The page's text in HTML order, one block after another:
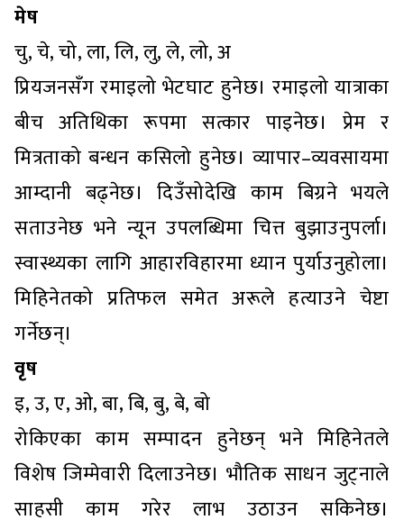
मेष
चु, चे, चो, ला, लि, लु, ले, लो, अ
प्रियजनसँग रमाइलो भेटघाट हुनेछ। रमाइलो यात्राका
बीच अतिथिका रूपमा सत्कार पाइनेछ। प्रेम र
मित्रताको बन्धन कसिलो हुनेछ। व्यापार–व्यवसायमा
आम्दानी बढ्नेछ। दिउँसोदेखि काम बिग्रने भयले
सताउनेछ भने न्यून उपलब्धिमा चित्त बुझाउनुपर्ला।
स्वास्थ्यका लागि आहारविहारमा ध्यान पुर्याउनुहोला।
मिहिनेतको प्रतिफल समेत अरूले हत्याउने चेष्टा
गर्नेछन्।
वृष
इ, उ, ए, ओ, बा, बि, बु, बे, बो
रोकिएका काम सम्पादन हुनेछन् भने मिहिनेतले
विशेष जिम्मेवारी दिलाउनेछ। भौतिक साधन जुट्नाले
साहसी काम गरेर लाभ उठाउन सकिनेछ।